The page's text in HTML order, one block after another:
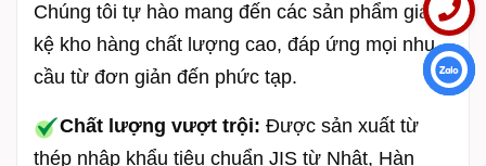
Chúng tôi tự hào mang đến các sản phẩm giá
kệ kho hàng chất lượng cao, đáp ứng mọi nhu
cầu từ đơn giản đến phức tạp.
Chất lượng vượt trội: Được sản xuất từ
thép nhập khẩu tiêu chuẩn JIS từ Nhật, Hàn
Liên hệ